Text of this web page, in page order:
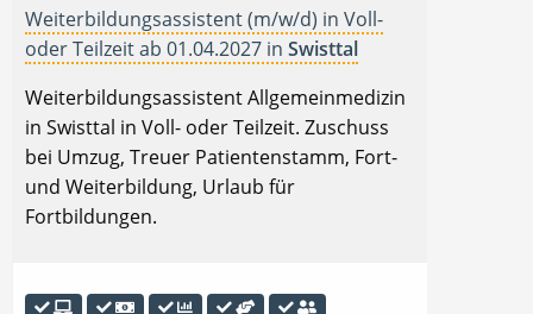
Weiterbildungsassistent (m/w/d) in Voll-
oder Teilzeit ab 01.04.2027 in Swisttal
Weiterbildungsassistent Allgemeinmedizin
in Swisttal in Voll- oder Teilzeit. Zuschuss
bei Umzug, Treuer Patientenstamm, Fort-
und Weiterbildung, Urlaub für
Fortbildungen.